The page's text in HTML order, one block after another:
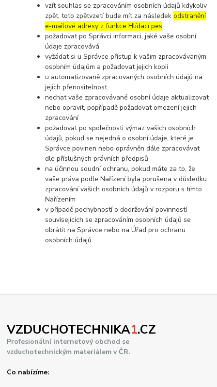
vzít souhlas se zpracováním osobních údajů kdykoliv
zpět, toto zpětvzetí bude mít za následekodstranění
e-mailové adresy z funkce Hlídací pes
požadovat po Správci informaci, jaké vaše osobní
údaje zpracovává
vyžádat si u Správce přístup k vašim zpracovávaným
osobním údajům a požadovat jejich kopii
u automatizovaně zpracovaných osobních údajů na
jejich přenositelnost
nechat vaše zpracovávané osobní údaje aktualizovat
nebo opravit, popřípadě požadovat omezení jejich
zpracování
požadovat po společnosti výmaz vašich osobních
údajů, pokud se nejedná o osobní údaje, které je
Správce povinen nebo oprávněn dále zpracovávat
dle příslušných právních předpisů
na účinnou soudní ochranu, pokud máte za to, že
vaše práva podle Nařízení byla porušena v důsledku
zpracování vašich osobních údajů v rozporu s tímto
Nařízením
v případě pochybností o dodržování povinností
souvisejících se zpracováním osobních údajů se
obrátit na Správce nebo na Úřad pro ochranu
osobních údajů
VZDUCHOTECHNIKA1.CZ
Profesionální internetový obchod se
vzduchotechnickým materiálem v ČR.
Co nabízíme: